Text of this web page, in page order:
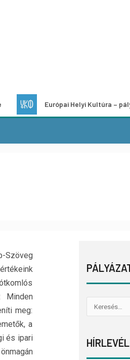
Európai Helyi Kultúra – pályázat
Szöveg
Minden
meg:
a
és ipari